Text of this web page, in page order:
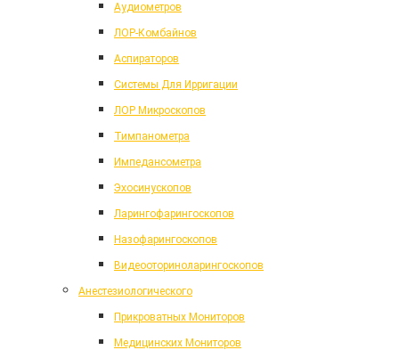
Аудиометров
ЛОР-Комбайнов
Аспираторов
Системы Для Ирригации
ЛОР Микроскопов
Тимпанометра
Импедансометра
Эхосинускопов
Ларингофарингоскопов
Назофарингоскопов
Видеооториноларингоскопов
Анестезиологического
Прикроватных Мониторов
Медицинских Мониторов